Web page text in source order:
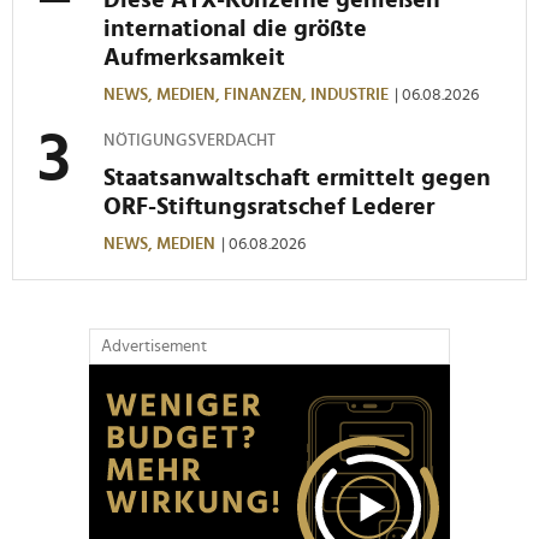
international die größte
Aufmerksamkeit
NEWS, MEDIEN, FINANZEN, INDUSTRIE | 06.08.2026
NÖTIGUNGSVERDACHT
Staatsanwaltschaft ermittelt gegen
ORF-Stiftungsratschef Lederer
NEWS, MEDIEN | 06.08.2026
Advertisement